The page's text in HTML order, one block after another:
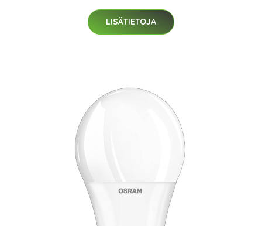
LISÄTIETOJA